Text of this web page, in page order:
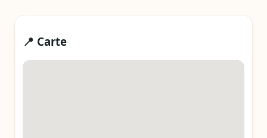
📍 Carte